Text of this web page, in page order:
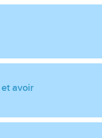
avoir